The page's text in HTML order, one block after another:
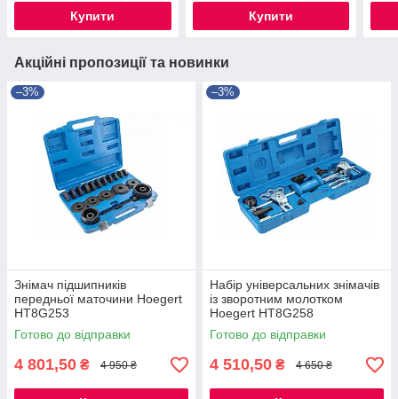
Купити Купити
Акційні пропозиції та новинки
–3%
Знімач підшипників
передньої маточини Hoegert
HT8G253
Готово до відправки
4 801,50 ₴ 4 950 ₴
–3%
Набір універсальних знімачів
із зворотним молотком
Hoegert HT8G258
Готово до відправки
4 510,50 ₴ 4 650 ₴